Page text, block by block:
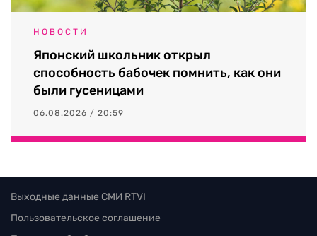
НОВОСТИ
Японский школьник открыл
способность бабочек помнить, как они
были гусеницами
06.08.2026 / 20:59
Выходные данные СМИ RTVI
Пользовательское соглашение